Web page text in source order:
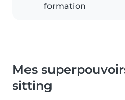
formation
Mes
sitting